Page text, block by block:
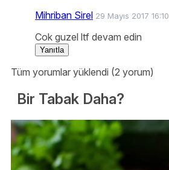
Mihriban Sirel 29 Mayıs 2017 16:10
Cok guzel ltf devam edin
Yanıtla
Tüm yorumlar yüklendi (2 yorum)
Bir Tabak Daha?